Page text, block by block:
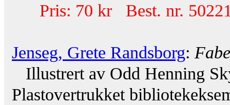
Pris: 70 kr Best. nr.
Jenseg, Grete Randsborg:
Illustrert av Odd Henning
Plastovertrukket